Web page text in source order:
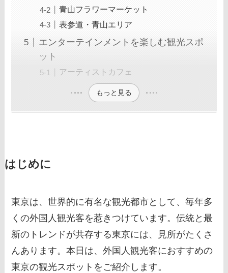
青山フラワーマーケット
表参道・青山エリア
エンターテインメントを楽しむ観光スポ
ット
アーティストカフェ
もっと見る
はじめに
東京は、世界的に有名な観光都市として、毎年多
くの外国人観光客を惹きつけています。伝統と最
新のトレンドが共存する東京には、見所がたくさ
んあります。本日は、外国人観光客におすすめの
東京の観光スポットをご紹介します。